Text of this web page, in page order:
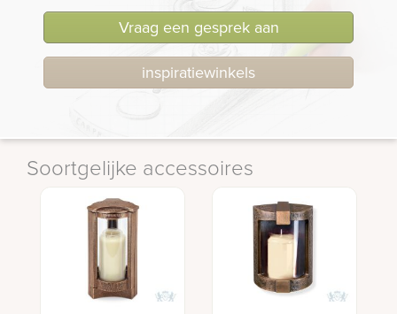
Vraag een gesprek aan
inspiratiewinkels
Soortgelijke accessoires